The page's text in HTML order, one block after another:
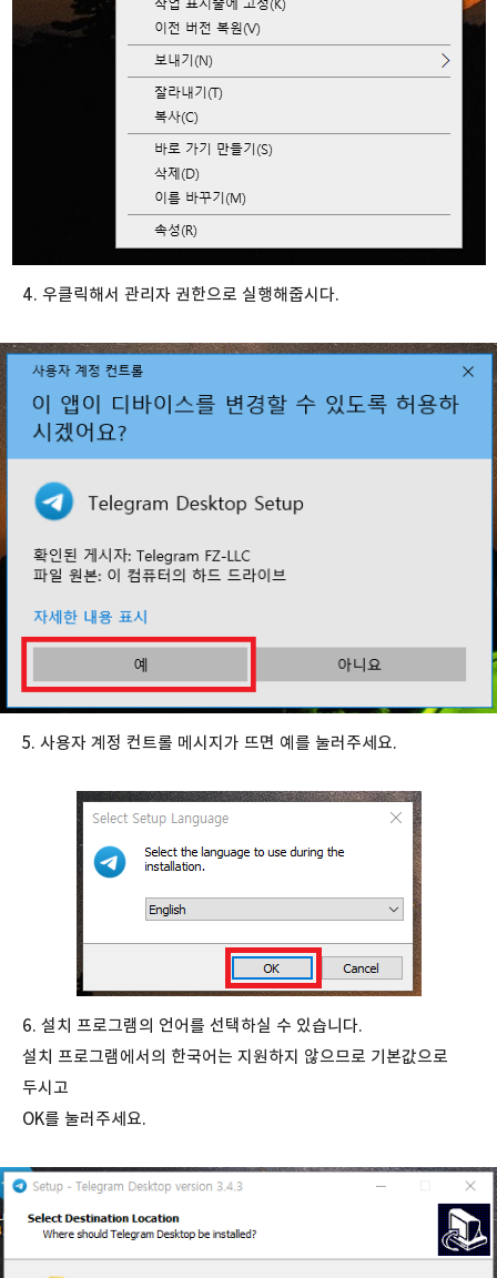
4. 우클릭해서 관리자 권한으로 실행해줍시다.
5. 사용자 계정 컨트롤 메시지가 뜨면 예를 눌러주세요.
6. 설치 프로그램의 언어를 선택하실 수 있습니다.
설치 프로그램에서의 한국어는 지원하지 않으므로 기본값으로
두시고
OK를 눌러주세요.